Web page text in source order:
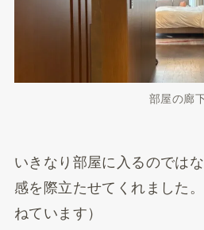
部屋の廊
いきなり部屋に入るのでは
感を際立たせてくれました
ねています）